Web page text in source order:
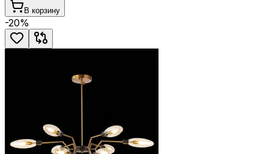
В корзину
-20%